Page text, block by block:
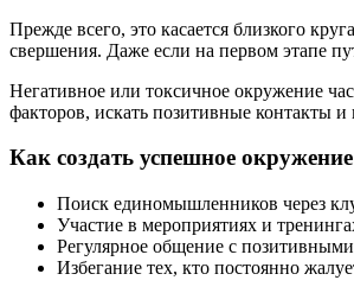
Прежде всего, это касается близкого
свершения. Даже если на первом этапе
Негативное или токсичное окружение
факторов, искать позитивные контакты
Как создать успешное
Поиск единомышленников через
Участие в мероприятиях и
Регулярное общение с
Избегание тех, кто постоянно